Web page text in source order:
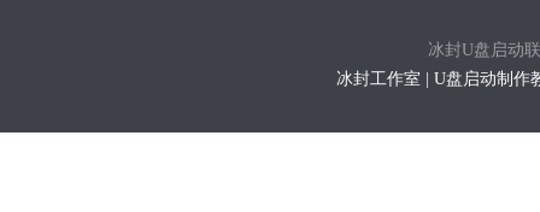
冰封U盘启动
冰封工作室 | U盘启动制作